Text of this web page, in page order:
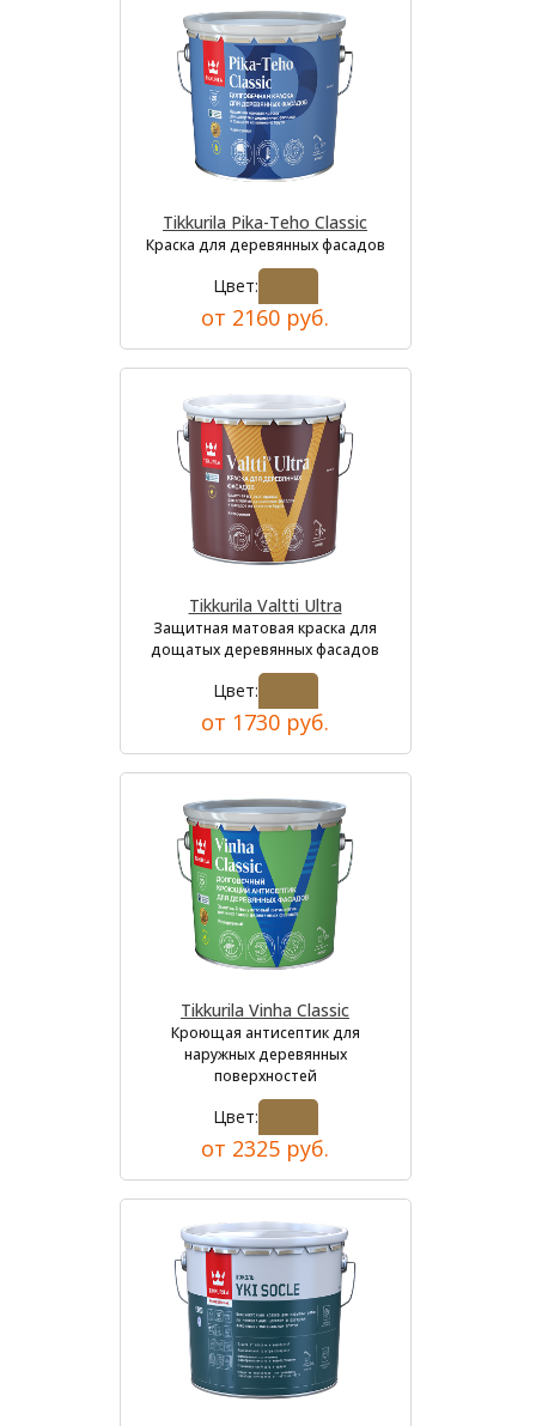
Tikkurila Pika-Teho Classic
Краска для деревянных фасадов
Цвет:
от 2160 руб.
Tikkurila Valtti Ultra
Защитная матовая краска для
дощатых деревянных фасадов
Цвет:
от 1730 руб.
Tikkurila Vinha Classic
Кроющая антисептик для
наружных деревянных
поверхностей
Цвет:
от 2325 руб.